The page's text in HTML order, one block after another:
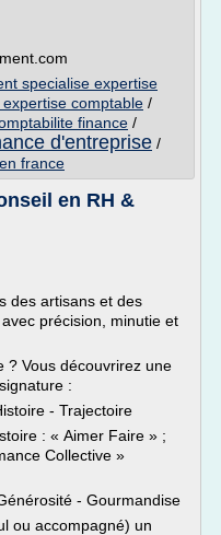
specialise expertise
comptable /
finance /
d'entreprise /
france
en RH &
des artisans et des
précision, minutie et
? Vous découvrirez une
:
- Trajectoire
: « Aimer Faire » ;
Collective »
- Gourmandise
ou accompagné) un